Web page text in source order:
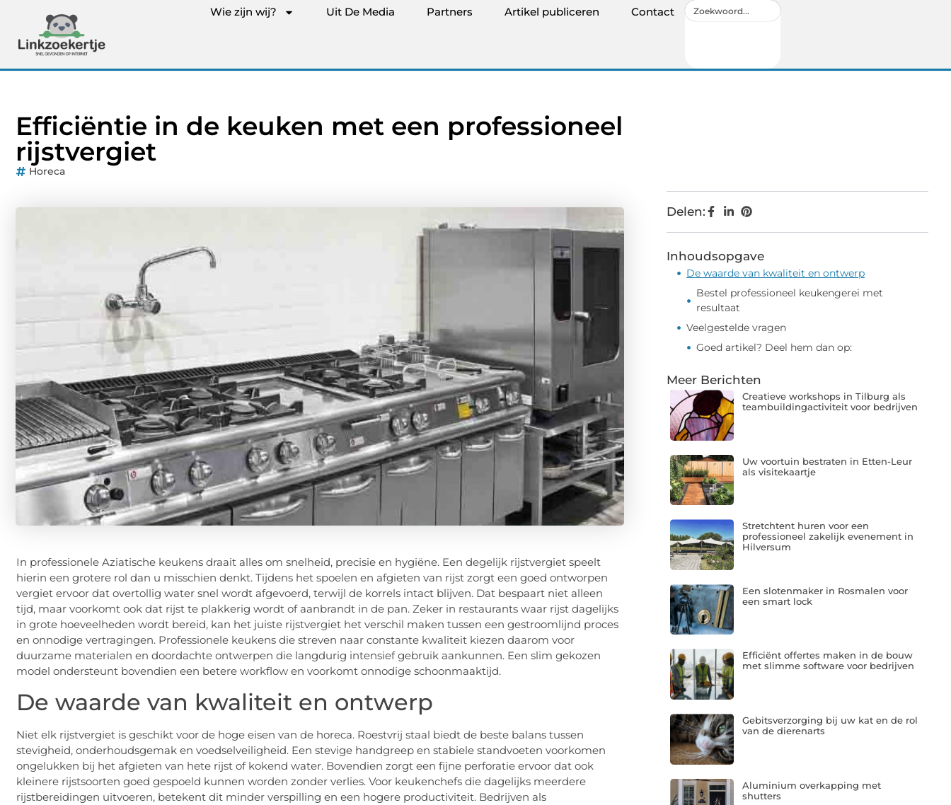
Wie zijn wij? Uit De Media Partners Artikel publiceren Contact
Efficiëntie in de keuken met een professioneel
rijstvergiet
Horeca
In professionele Aziatische keukens draait alles om snelheid, precisie en hygiëne. Een degelijk rijstvergiet speelt
hierin een grotere rol dan u misschien denkt. Tijdens het spoelen en afgieten van rijst zorgt een goed ontworpen
vergiet ervoor dat overtollig water snel wordt afgevoerd, terwijl de korrels intact blijven. Dat bespaart niet alleen
tijd, maar voorkomt ook dat rijst te plakkerig wordt of aanbrandt in de pan. Zeker in restaurants waar rijst dagelijks
in grote hoeveelheden wordt bereid, kan het juiste rijstvergiet het verschil maken tussen een gestroomlijnd proces
en onnodige vertragingen. Professionele keukens die streven naar constante kwaliteit kiezen daarom voor
duurzame materialen en doordachte ontwerpen die langdurig intensief gebruik aankunnen. Een slim gekozen
model ondersteunt bovendien een betere workflow en voorkomt onnodige schoonmaaktijd.
De waarde van kwaliteit en ontwerp
Niet elk rijstvergiet is geschikt voor de hoge eisen van de horeca. Roestvrij staal biedt de beste balans tussen
stevigheid, onderhoudsgemak en voedselveiligheid. Een stevige handgreep en stabiele standvoeten voorkomen
ongelukken bij het afgieten van hete rijst of kokend water. Bovendien zorgt een fijne perforatie ervoor dat ook
kleinere rijstsoorten goed gespoeld kunnen worden zonder verlies. Voor keukenchefs die dagelijks meerdere
rijstbereidingen uitvoeren, betekent dit minder verspilling en een hogere productiviteit. Bedrijven als
Delen:
Inhoudsopgave
De waarde van kwaliteit en ontwerp
Bestel professioneel keukengerei met
resultaat
Veelgestelde vragen
Goed artikel? Deel hem dan op:
Meer Berichten
Creatieve workshops in Tilburg als
teambuildingactiviteit voor bedrijven
Uw voortuin bestraten in Etten-Leur
als visitekaartje
Stretchtent huren voor een
professioneel zakelijk evenement in
Hilversum
Een slotenmaker in Rosmalen voor
een smart lock
Efficiënt offertes maken in de bouw
met slimme software voor bedrijven
Gebitsverzorging bij uw kat en de rol
van de dierenarts
Aluminium overkapping met
shutters